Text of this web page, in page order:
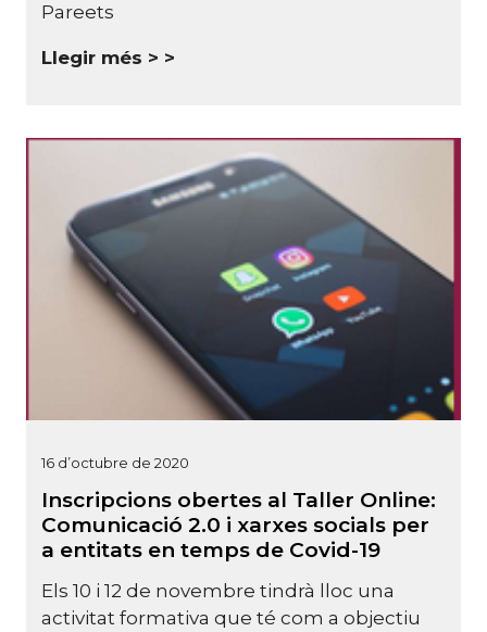
Pareets
Llegir més >
16 d’octubre de 2020
Inscripcions obertes al Taller Online:
Comunicació 2.0 i xarxes socials per
a entitats en temps de Covid-19
Els 10 i 12 de novembre tindrà lloc una
activitat formativa que té com a objectiu